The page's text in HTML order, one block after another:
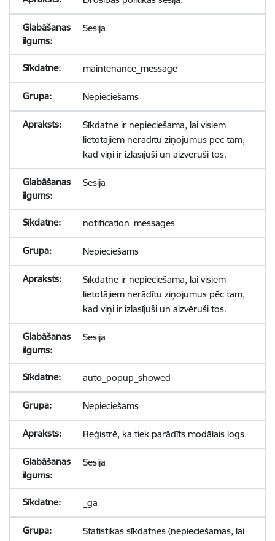
Sesija
maintenance_message
Nepieciešams
Sīkdatne ir nepieciešama, lai visiem
lietotājiem nerādītu ziņojumus pēc tam,
kad viņi ir izlasījuši un aizvēruši tos.
Sesija
notification_messages
Nepieciešams
Sīkdatne ir nepieciešama, lai visiem
lietotājiem nerādītu ziņojumus pēc tam,
kad viņi ir izlasījuši un aizvēruši tos.
Sesija
auto_popup_showed
Nepieciešams
Reģistrē, ka tiek parādīts modālais logs.
Sesija
_ga
Statistikas sīkdatnes (nepieciešamas, lai